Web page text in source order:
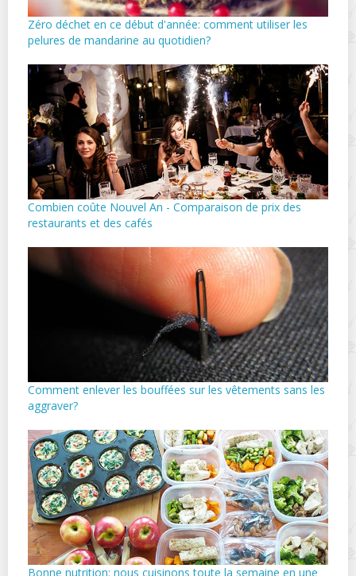
Zéro déchet en ce début d'année: comment utiliser les
pelures de mandarine au quotidien?
Combien coûte Nouvel An - Comparaison de prix des
restaurants et des cafés
Comment enlever les bouffées sur les vêtements sans les
aggraver?
Bonne nutrition: nous cuisinons toute la semaine en une